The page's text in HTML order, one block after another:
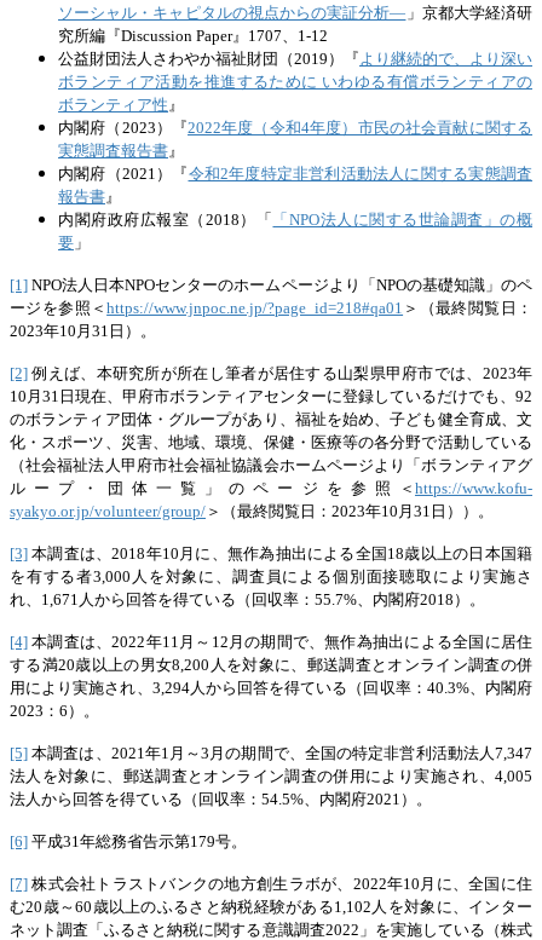
ソーシャル・キャピタルの視点からの実証分析― 」京都大学経済研
究所編『Discussion Paper』1707、1-12
公益財団法人さわやか福祉財団（2019）『 より継続的で、より深い
ボランティア活動を推進するために いわゆる有償ボランティアの
ボランティア性 』
内閣府（2023）『2022年度（令和4年度）市民の社会貢献に関する
実態調査報告書 』
内閣府（2021）『令和2年度特定非営利活動法人に関する実態調査
報告書 』
内閣府政府広報室（2018）「 「NPO法人に関する世論調査」の概
要 」
[1] NPO法人日本NPOセンターのホームページより「NPOの基礎知識」のペ
ージを参照＜https://www.jnpoc.ne.jp/?page_id=218#qa01 ＞（最終閲覧日：
2023年10月31日）。
[2] 例えば、本研究所が所在し筆者が居住する山梨県甲府市では、2023年
10月31日現在、甲府市ボランティアセンターに登録しているだけでも、92
のボランティア団体・グループがあり、福祉を始め、子ども健全育成、文
化・スポーツ、災害、地域、環境、保健・医療等の各分野で活動している
（社会福祉法人甲府市社会福祉協議会ホームページより「ボランティアグ
ループ・団体一覧」のページを参照＜ https://www.kofu-
syakyo.or.jp/volunteer/group/ ＞（最終閲覧日：2023年10月31日））。
[3] 本調査は、2018年10月に、無作為抽出による全国18歳以上の日本国籍
を有する者3,000人を対象に、調査員による個別面接聴取により実施さ
れ、1,671人から回答を得ている（回収率：55.7%、内閣府2018）。
[4] 本調査は、2022年11月～12月の期間で、無作為抽出による全国に居住
する満20歳以上の男女8,200人を対象に、郵送調査とオンライン調査の併
用により実施され、3,294人から回答を得ている（回収率：40.3%、内閣府
2023：6）。
[5] 本調査は、2021年1月～3月の期間で、全国の特定非営利活動法人7,347
法人を対象に、郵送調査とオンライン調査の併用により実施され、4,005
法人から回答を得ている（回収率：54.5%、内閣府2021）。
[6] 平成31年総務省告示第179号。
[7] 株式会社トラストバンクの地方創生ラボが、2022年10月に、全国に住
む20歳～60歳以上のふるさと納税経験がある1,102人を対象に、インター
ネット調査「ふるさと納税に関する意識調査2022」を実施している（株式